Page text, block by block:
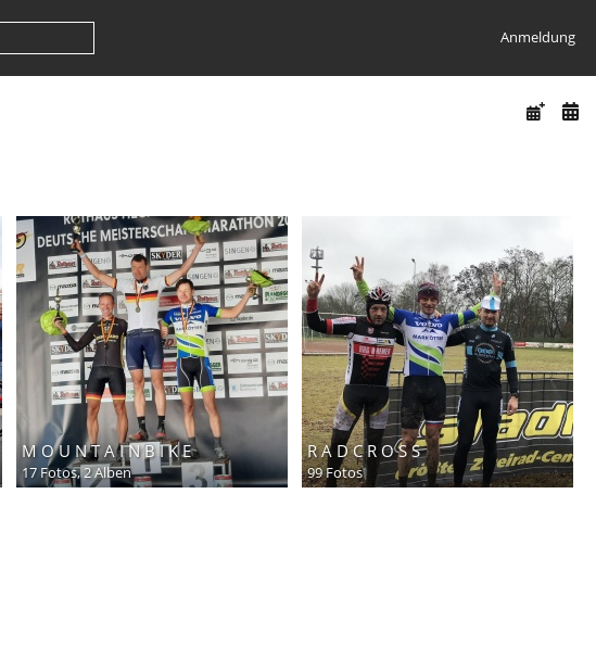
Anmeldung
M O U N T A I N B I K E
17 Fotos,2 Alben
R A D C R O S S
99 Fotos